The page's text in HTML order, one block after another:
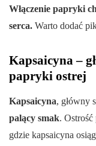
Włączenie papryki
serca. Warto dodać
Kapsaicyna –
papryki ostrej
Kapsaicyna, główny
palący smak.
gdzie kapsaicyna